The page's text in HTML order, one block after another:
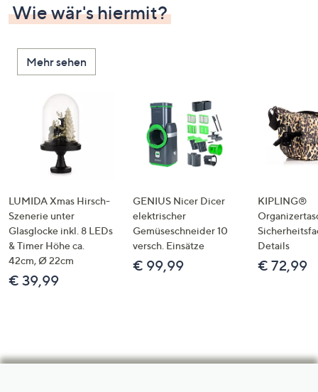
Wie wär's hiermit?
Mehr sehen
LUMIDA Xmas Hirsch-
Szenerie unter
Glasglocke inkl. 8 LEDs
& Timer Höhe ca.
42cm, Ø 22cm
€ 39,99
GENIUS Nicer Dicer
elektrischer
Gemüseschneider 10
versch. Einsätze
€ 99,99
KIPLING®
Details
€ 72,99